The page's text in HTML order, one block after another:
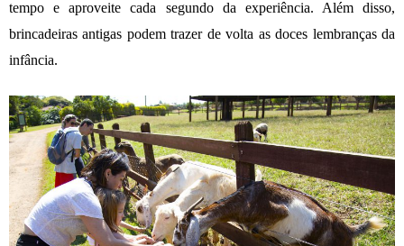
tempo e aproveite cada segundo da experiência. Além disso,
brincadeiras antigas podem trazer de volta as doces lembranças da
infância.